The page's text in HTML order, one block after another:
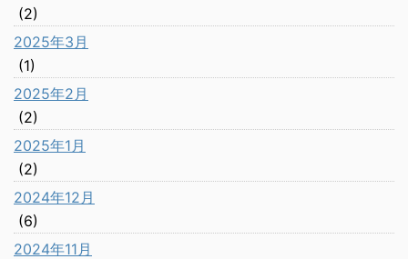
(2)
2025年3月
(1)
2025年2月
(2)
2025年1月
(2)
2024年12月
(6)
2024年11月